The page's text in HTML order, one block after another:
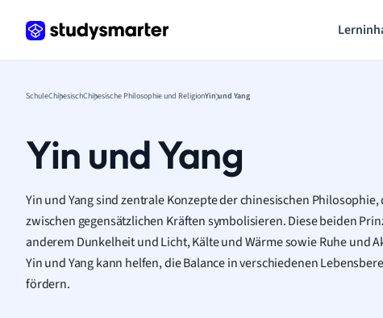
SchuleChinesischChinesische Philosophie und ReligionYin und Yang
Yin und Yang
Yin und Yang sind zentrale Konzepte der chinesischen
zwischen gegensätzlichen Kräften symbolisieren. Diese beiden
anderem Dunkelheit und Licht, Kälte und Wärme sowie Ruhe und
Yin und Yang kann helfen, die Balance in verschiedenen
fördern.